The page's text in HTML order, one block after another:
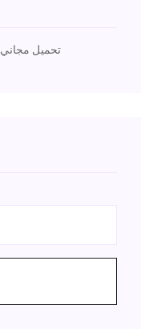
نغمة موسيقى خلفية manmadhudu تحميل مجاني